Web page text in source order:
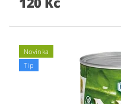
Novinka
Tip